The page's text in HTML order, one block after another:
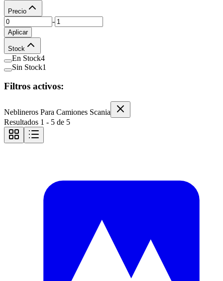
Precio
-
Aplicar
Stock
En Stock4
Sin Stock1
Filtros activos:
Neblineros Para Camiones Scania
Resultados 1 - 5 de 5